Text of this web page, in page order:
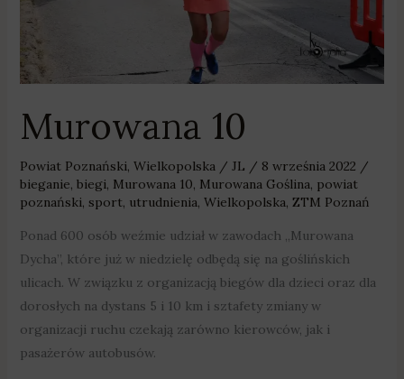
Murowana 10
Powiat Poznański, Wielkopolska/ JL / 8 września 2022 /
bieganie, biegi, Murowana 10, Murowana Goślina, powiat
poznański, sport, utrudnienia, Wielkopolska, ZTM Poznań
Ponad 600 osób weźmie udział w zawodach „Murowana
Dycha”, które już w niedzielę odbędą się na goślińskich
ulicach. W związku z organizacją biegów dla dzieci oraz dla
dorosłych na dystans 5 i 10 km i sztafety zmiany w
organizacji ruchu czekają zarówno kierowców, jak i
pasażerów autobusów.